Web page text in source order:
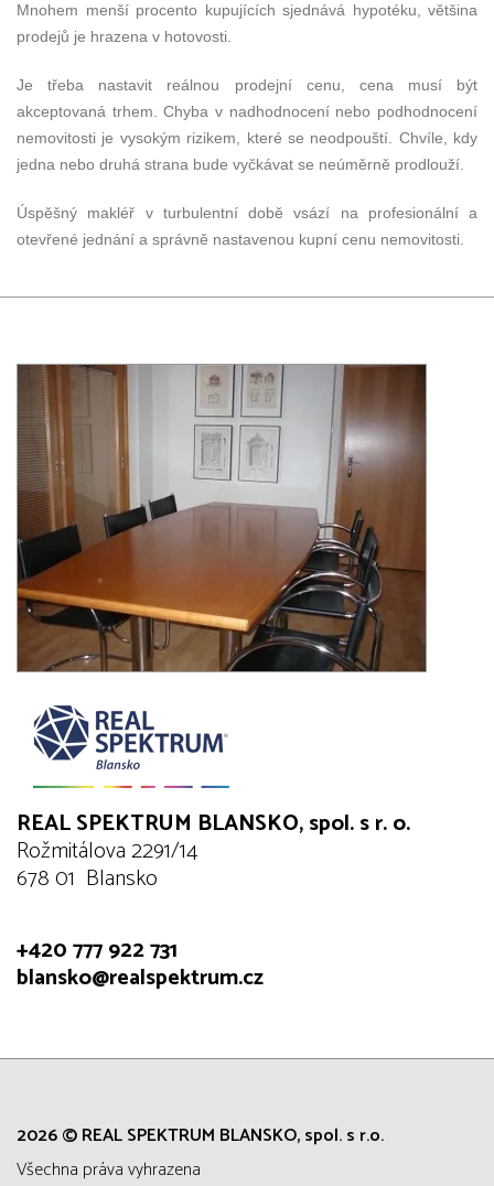
Mnohem menší procento kupujících sjednává hypotéku, většina
prodejů je hrazena v hotovosti.
Je třeba nastavit reálnou prodejní cenu, cena musí být
akceptovaná trhem. Chyba v nadhodnocení nebo podhodnocení
nemovitosti je vysokým rizikem, které se neodpouští. Chvíle, kdy
jedna nebo druhá strana bude vyčkávat se neúměrně prodlouží.
Úspěšný makléř v turbulentní době vsází na profesionální a
otevřené jednání a správně nastavenou kupní cenu nemovitosti.
REAL SPEKTRUM BLANSKO, spol. s r. o.
Rožmitálova 2291/14
678 01 Blansko
+420 777 922 731
blansko@realspektrum.cz
2026 © REAL SPEKTRUM BLANSKO, spol. s r.o.
všechna práva vyhrazena